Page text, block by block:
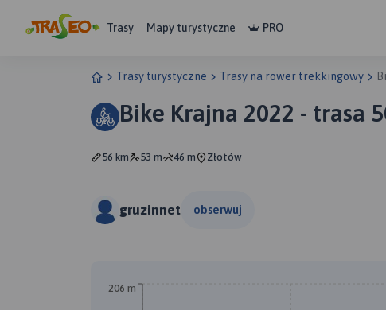
Trasy Mapy turystyczne PRO
Trasy turystyczne Trasy na rower trekkingowy
Bike Krajna 2022 - trasa
56 km 53 m 46 m Złotów
gruzinnet obserwuj
206 m